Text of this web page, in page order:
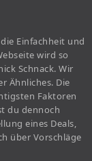
Einfachheit und
wird so
Schnack. Wir
Ähnliches. Die
Faktoren
du dennoch
eines Deals,
über Vorschläge